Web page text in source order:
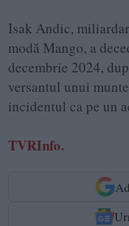
Isak Andic,
modă Mango, a
decembrie 2024,
versantul unui
incidentul ca pe un
TVRInfo.